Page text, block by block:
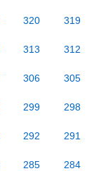
320 319
313 312
306 305
299 298
292 291
285 284